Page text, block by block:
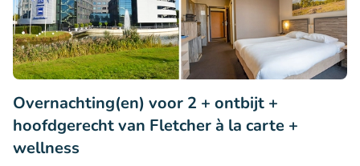
Overnachting(en) voor 2 + ontbijt +
hoofdgerecht van Fletcher à la carte +
wellness